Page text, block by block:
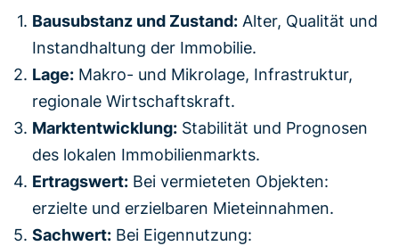
Bausubstanz und Zustand: Alter, Qualität und
Instandhaltung der Immobilie.
Lage: Makro- und Mikrolage, Infrastruktur,
regionale Wirtschaftskraft.
Marktentwicklung: Stabilität und Prognosen
des lokalen Immobilienmarkts.
Ertragswert: Bei vermieteten Objekten:
erzielte und erzielbaren Mieteinnahmen.
Sachwert: Bei Eigennutzung: